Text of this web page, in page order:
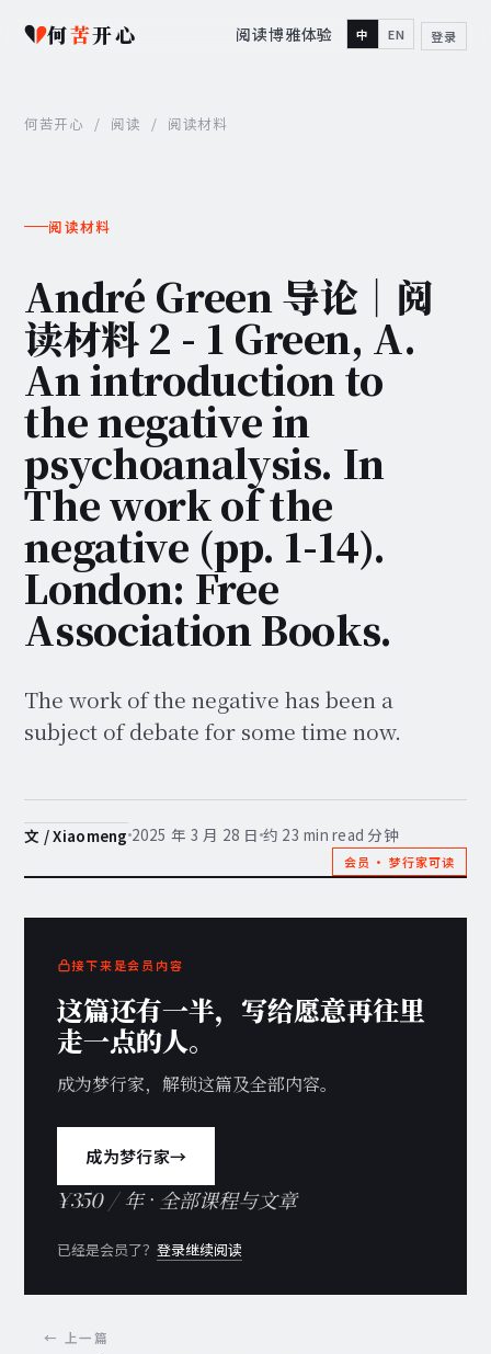
何苦开心 阅读博雅体验 中 EN 登录
何苦开心 / 阅读 / 阅读材料
阅读材料
André Green 导论｜阅
读材料 2 - 1 Green, A.
An introduction to
the negative in
psychoanalysis. In
The work of the
negative (pp. 1-14).
London: Free
Association Books.
The work of the negative has been a
subject of debate for some time now.
文 / Xiaomeng 2025 年 3 月 28 日 约 23 min read 分钟
会员 · 梦行家可读
接下来是会员内容
这篇还有一半，写给愿意再往里
走一点的人。
成为梦行家，解锁这篇及全部内容。
成为梦行家→
¥350 / 年 · 全部课程与文章
已经是会员了？登录继续阅读
← 上一篇